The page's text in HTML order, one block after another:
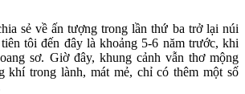
sẻ về ấn tượng trong lần thứ ba trở lại núi
tôi đến đây là khoảng 5-6 năm trước, khi
sơ. Giờ đây, khung cảnh vẫn thơ mộng
khí trong lành, mát mẻ, chỉ có thêm một số